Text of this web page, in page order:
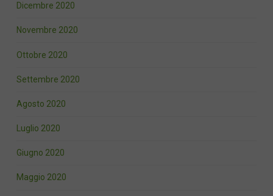
Dicembre 2020
Novembre 2020
Ottobre 2020
Settembre 2020
Agosto 2020
Luglio 2020
Giugno 2020
Maggio 2020